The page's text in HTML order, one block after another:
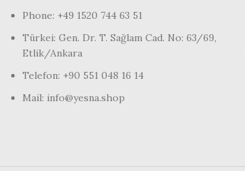
Phone: +49 1520 744 63 51
Türkei: Gen. Dr. T. Sağlam Cad. No: 63/69,
Etlik/Ankara
Telefon: +90 551 048 16 14
Mail: info@yesna.shop